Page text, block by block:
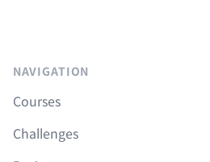
NAVIGATION
Courses
Challenges